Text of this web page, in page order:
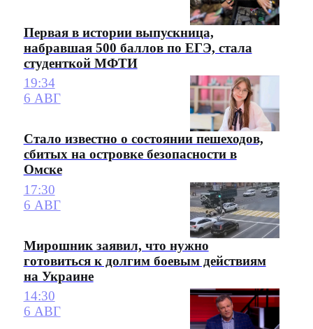
Первая в истории выпускница,
набравшая 500 баллов по ЕГЭ, стала
студенткой МФТИ
19:34
6 АВГ
Стало известно о состоянии пешеходов,
сбитых на островке безопасности в
Омске
17:30
6 АВГ
Мирошник заявил, что нужно
готовиться к долгим боевым действиям
на Украине
14:30
6 АВГ